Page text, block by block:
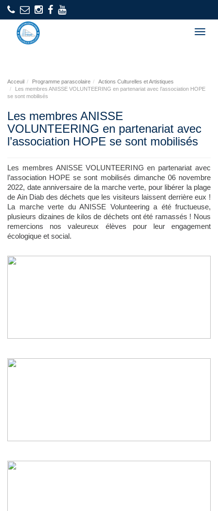
Acceuil Programme parascolaire
Actions Culturelles et Artistiques
Les membres ANISSE VOLUNTEERING en partenariat avec l’association HOPE
se sont mobilisés
Les membres ANISSE
VOLUNTEERING en partenariat avec
l’association HOPE se sont mobilisés
Les membres ANISSE VOLUNTEERING en partenariat avec
l’association HOPE se sont mobilisés dimanche 06 novembre
2022, date anniversaire de la marche verte, pour libérer la plage
de Ain Diab des déchets que les visiteurs laissent derrière eux !
La marche verte du ANISSE Volunteering a été fructueuse,
plusieurs dizaines de kilos de déchets ont été ramassés ! Nous
remercions nos valeureux élèves pour leur engagement
écologique et social.